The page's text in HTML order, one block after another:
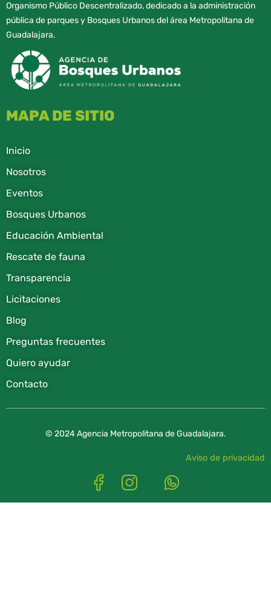
Organismo Público Descentralizado, dedicado a la administración
pública de parques y Bosques Urbanos del área Metropolitana de
Guadalajara.
MAPA DE SITIO
Inicio
Nosotros
Eventos
Bosques Urbanos
Educación Ambiental
Rescate de fauna​
Transparencia
Licitaciones
Blog
Preguntas frecuentes
Quiero ayudar
Contacto
© 2024 Agencia Metropolitana de Guadalajara.
Aviso de privacidad